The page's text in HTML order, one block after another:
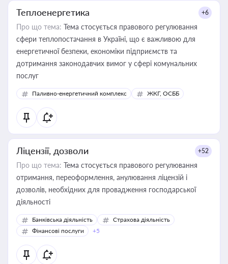
Теплоенергетика +6
Про що тема: Тема стосується правового регулювання
сфери теплопостачання в Україні, що є важливою для
енергетичної безпеки, економіки підприємств та
дотримання законодавчих вимог у сфері комунальних
послуг
Паливно-енергетичний комплекс ЖКГ, ОСББ
Ліцензії, дозволи +52
Про що тема: Тема стосується правового регулювання
отримання, переоформлення, анулювання ліцензій і
дозволів, необхідних для провадження господарської
діяльності
Банківська діяльність
Страхова діяльність
Фінансові послуги
+5